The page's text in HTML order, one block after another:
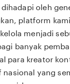
oleh
platform
menjadi
banyak
para kreator
yang